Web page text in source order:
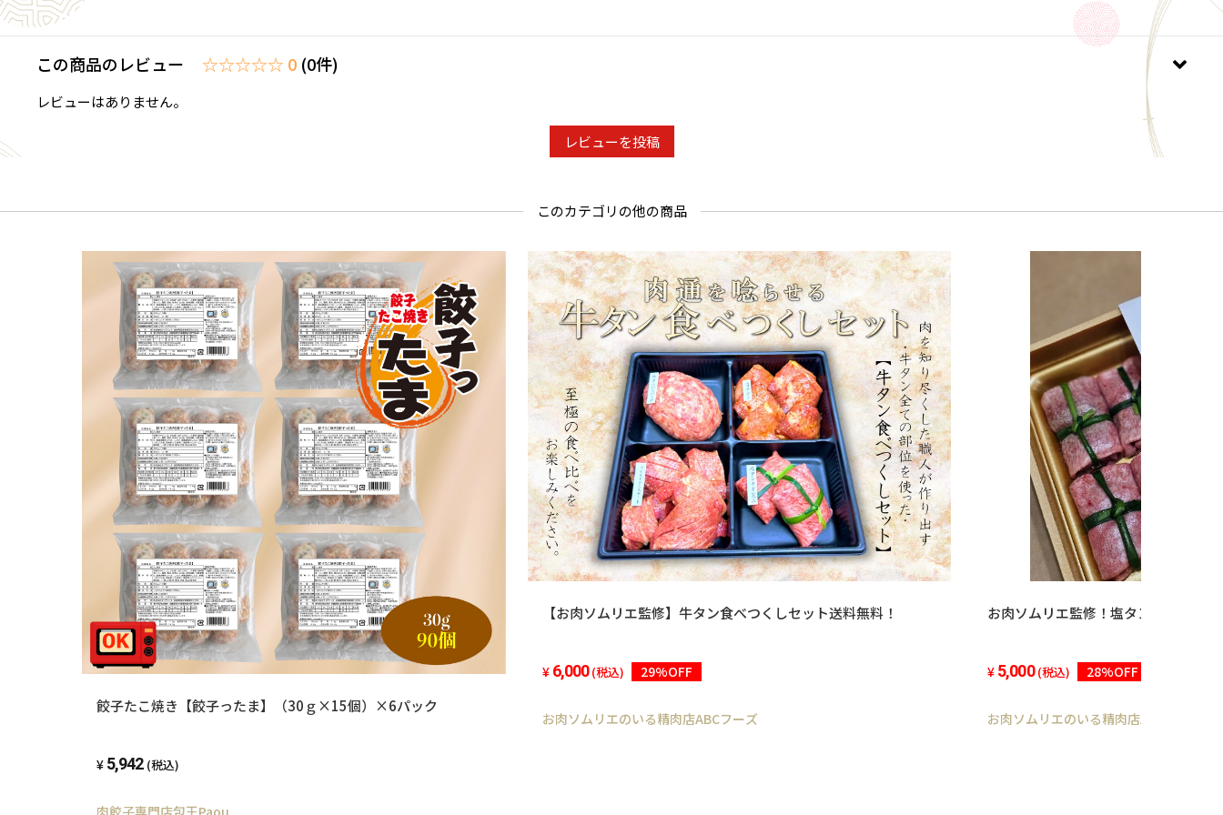
この商品のレビュー ☆☆☆☆☆ 0 (0件)
レビューはありません。
レビューを投稿
このカテゴリの他の商品
餃子たこ焼き【餃子ったま】（30ｇ×15個）×6パック
5,942 (税込)
【お肉ソムリエ監修】牛タン食べつくしセット送料無料！
6,000 (税込) 29%OFF
お肉ソムリエのいる精肉店ABCフーズ
お肉ソムリエ監修！塩タンネギ包み
5,000 (税込) 28%OFF
お肉ソムリエのいる精肉店ABCフーズ